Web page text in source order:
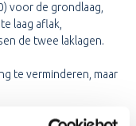
voor de grondlaag,
laag aflak,
de twee laklagen.
te verminderen, maar